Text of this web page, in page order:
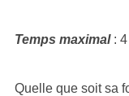
Temps maximal: 4
Quelle que soit sa